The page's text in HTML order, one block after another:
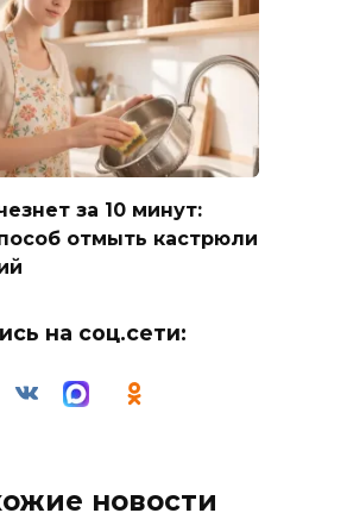
за 10 минут:
отмыть кастрюли
на соц.сети:
новости